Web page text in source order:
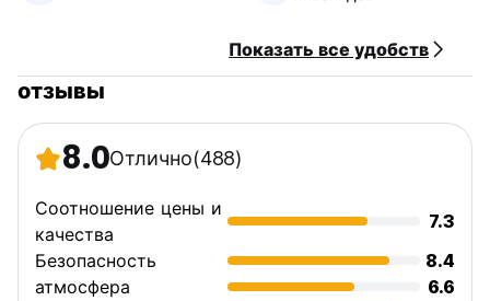
Пожалуйста, свяжитесь с администрацией отеля и
сообщите ожидаемое время прибытия.
Заезд с 14:00-22:00.
Выезд в 10:00. (Auto-translated from original language)
Показать все удобств
отзывы
8.0Отлично(488)
Соотношение цены и
качества
7.3
Безопасность
8.4
атмосфера
6.6